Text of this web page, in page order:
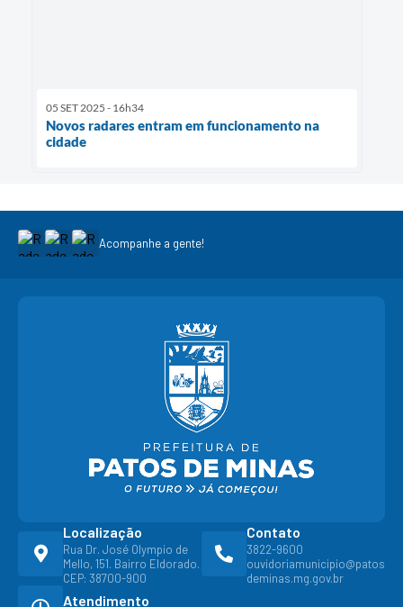
05 SET 2025 - 16h34
Novos radares entram em funcionamento na
cidade
Acompanhe a gente!
Localização
Rua Dr. José Olympio de
Mello, 151. Bairro Eldorado.
CEP: 38700-900
Contato
3822-9600
ouvidoriamunicipio@patos
deminas.mg.gov.br
Atendimento